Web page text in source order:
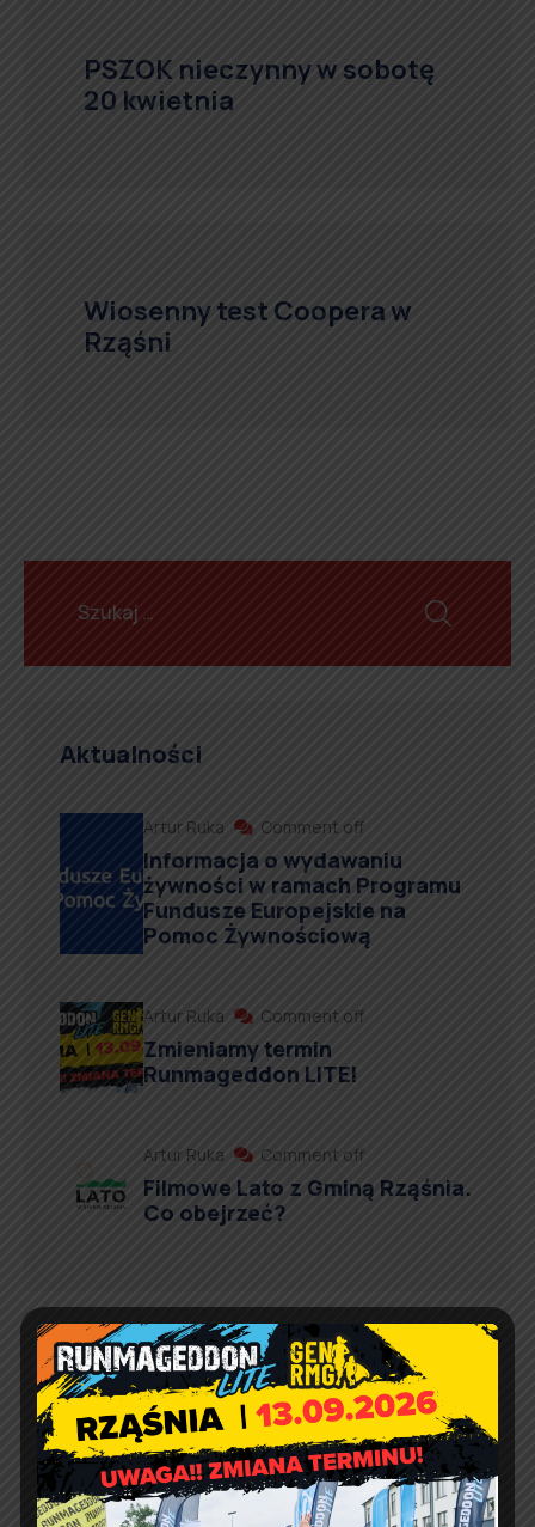
PSZOK nieczynny w sobotę
20 kwietnia
Wiosenny test Coopera w
Rząśni
Aktualności
Artur Ruka Comment off
Informacja o wydawaniu
żywności w ramach Programu
Fundusze Europejskie na
Pomoc Żywnościową
Artur Ruka Comment off
Zmieniamy termin
Runmageddon LITE!
Artur Ruka Comment off
Filmowe Lato z Gminą Rząśnia.
Co obejrzeć?
Kontakt
Urząd Gminy w Rząśni
ul. 1 Maja 37
98 – 332 Rząśnia